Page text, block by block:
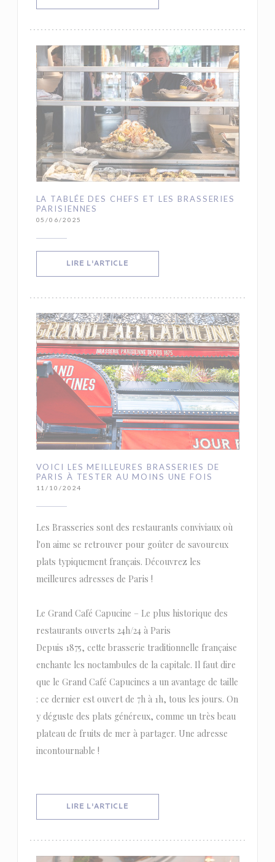
LA TABLÉE DES CHEFS ET LES BRASSERIES
PARISIENNES
05/06/2025
LIRE L'ARTICLE
VOICI LES MEILLEURES BRASSERIES DE
PARIS À TESTER AU MOINS UNE FOIS
11/10/2024
Les Brasseries sont des restaurants conviviaux où
l'on aime se retrouver pour goûter de savoureux
plats typiquement français. Découvrez les
meilleures adresses de Paris !
Le Grand Café Capucine – Le plus historique des
restaurants ouverts 24h/24 à Paris
Depuis 1875, cette brasserie traditionnelle française
enchante les noctambules de la capitale. Il faut dire
que le Grand Café Capucines a un avantage de taille
: ce dernier est ouvert de 7h à 1h, tous les jours. On
y déguste des plats généreux, comme un très beau
plateau de fruits de mer à partager. Une adresse
incontournable !
LIRE L'ARTICLE